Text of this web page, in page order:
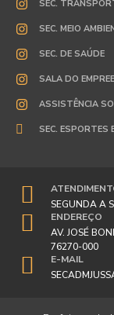
SEC.
SEC. MEIO
SEC. DE SAÚDE
SALA DO
ASSISTÊNCIA
SEC. ESPORTES
SEGUNDA A
ENDEREÇO
AV. JOSÉ
76270-000
E-MAIL